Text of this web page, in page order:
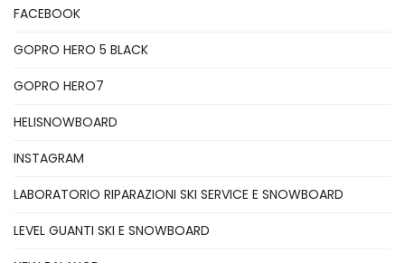
FACEBOOK
GOPRO HERO 5 BLACK
GOPRO HERO7
HELISNOWBOARD
INSTAGRAM
LABORATORIO RIPARAZIONI SKI SERVICE E SNOWBOARD
LEVEL GUANTI SKI E SNOWBOARD